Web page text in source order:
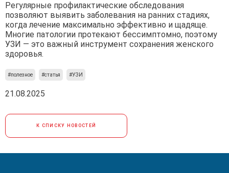
Регулярные профилактические обследования
позволяют выявить заболевания на ранних стадиях,
когда лечение максимально эффективно и щадяще.
Многие патологии протекают бессимптомно, поэтому
УЗИ — это важный инструмент сохранения женского
здоровья.
#полезное #статья #УЗИ
21.08.2025
К СПИСКУ НОВОСТЕЙ